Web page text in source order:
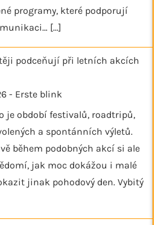
programy, které podporují
[...]
podceňují při letních akcích
- Erste blink
je období festivalů, roadtripů,
a spontánních výletů.
během podobných akcí si ale
jak moc dokážou i malé
jinak pohodový den. Vybitý